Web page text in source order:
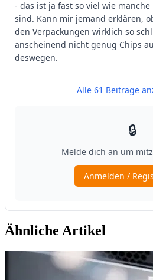
Ähnliche Artikel